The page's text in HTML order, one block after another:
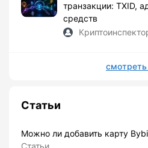
транзакции: TXID,
средств
смотреть
Статьи
Можно ли добавить карту